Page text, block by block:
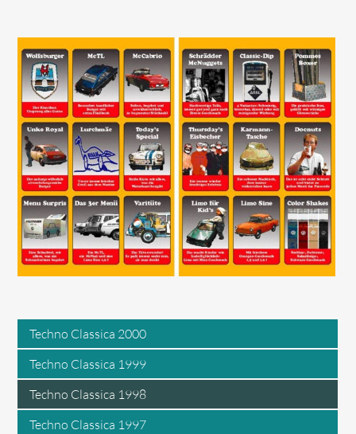
Techno Classica 2000
Techno Classica 1999
Techno Classica 1998
Techno Classica 1997